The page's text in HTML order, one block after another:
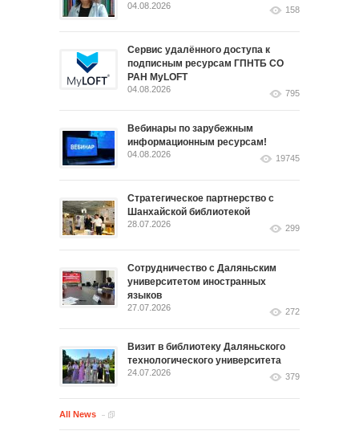
04.08.2026 158
Сервис удалённого доступа к
подписным ресурсам ГПНТБ СО
РАН MyLOFT
04.08.2026 795
Вебинары по зарубежным
информационным ресурсам!
04.08.2026 19745
Стратегическое партнерство с
Шанхайской библиотекой
28.07.2026 299
Сотрудничество с Даляньским
университетом иностранных
языков
27.07.2026 272
Визит в библиотеку Даляньского
технологического университета
24.07.2026 379
All News